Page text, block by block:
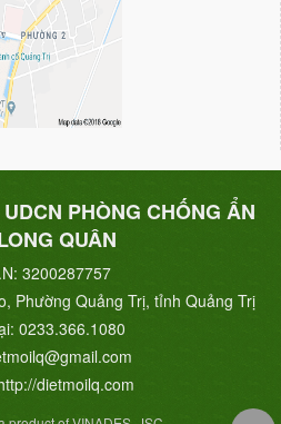
PHÒNG CHỐNG ẨN
QUÂN
3200287757
Phường Quảng Trị, tỉnh Quảng Trị
0233.366.1080
dietmoilq.com